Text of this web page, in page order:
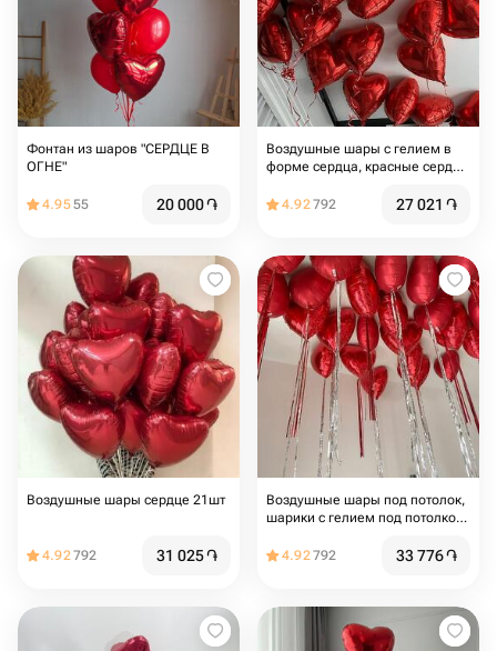
Фонтан из шаров "СЕРДЦЕ В
ОГНЕ"
4.9555 20 000֏
Воздушные шары с гелием в
форме сердца, красные сердца
4.92792 27 021 ֏
Воздушные шары сердце 21шт
4.92792 31 025֏
Воздушные шары под потолок,
шарики с гелием под потолком
фольгированные сердца 23 шт
4.92792 33 776֏